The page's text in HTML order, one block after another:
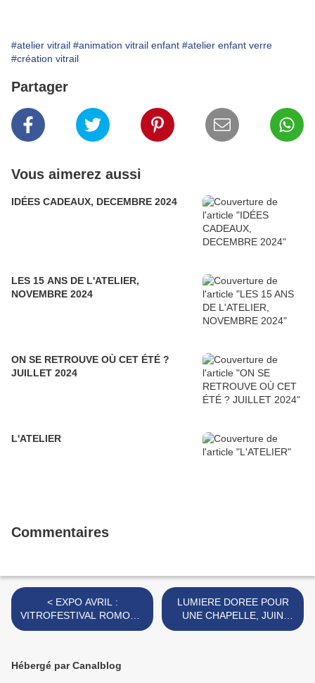
#atelier vitrail #animation vitrail enfant #atelier enfant verre
#création vitrail
Partager
Vous aimerez aussi
IDÉES CADEAUX, DECEMBRE 2024
LES 15 ANS DE L'ATELIER,
NOVEMBRE 2024
ON SE RETROUVE OÙ CET ÉTÉ ?
JUILLET 2024
L'ATELIER
Commentaires
< EXPO AVRIL :
VITROFESTIVAL ROMONT,
AVRIL 2019
LUMIERE DOREE POUR
UNE CHAPELLE, JUIN
2019 >
Hébergé par Canalblog